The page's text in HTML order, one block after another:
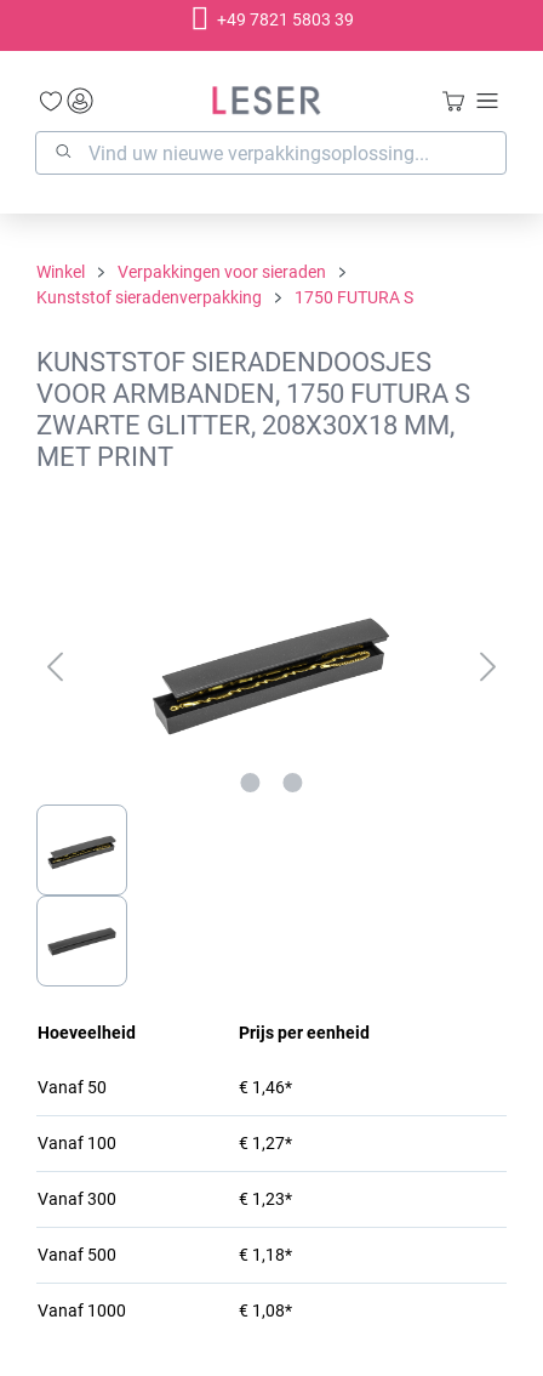
+49 7821 5803 39
Winkel
Verpakkingen voor sieraden
Kunststof sieradenverpakking
1750 FUTURA S
KUNSTSTOF SIERADENDOOSJES
VOOR ARMBANDEN, 1750 FUTURA S
ZWARTE GLITTER, 208X30X18 MM,
MET PRINT
Hoeveelheid Prijs per eenheid
Vanaf 50 € 1,46*
Vanaf 100 € 1,27*
Vanaf300 € 1,23*
Vanaf 500 € 1,18*
Vanaf 1000 € 1,08*